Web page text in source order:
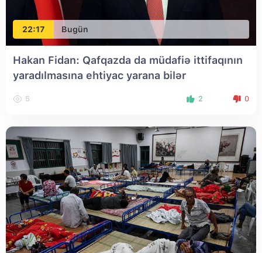
22:17 Bugün
Hakan Fidan: Qafqazda da müdafiə ittifaqının
yaradılmasına ehtiyac yarana bilər
5 2 0